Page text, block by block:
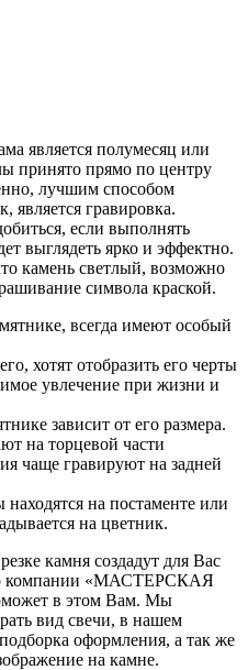
является полумесяц или
принято прямо по центру
лучшим способом
является гравировка.
если выполнять
выглядеть ярко и эффектно.
камень светлый, возможно
символа краской.
всегда имеют особый
хотят отобразить его черты
увлечение при жизни и
зависит от его размера.
на торцевой части
чаще гравируют на задней
на постаменте или
на цветник.
камня создадут для Вас
компании «МАСТЕРСКАЯ
в этом Вам. Мы
вид свечи, в нашем
оформления, а так же
на камне.